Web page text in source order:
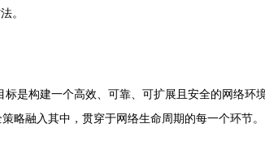
。
是构建一个高效、可靠、可扩展且安全的网络环
略融入其中，贯穿于网络生命周期的每一个环节。